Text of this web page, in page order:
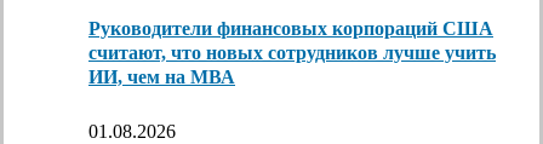
Руководители финансовых корпораций США
считают, что новых сотрудников лучше учить
ИИ, чем на МВА
01.08.2026